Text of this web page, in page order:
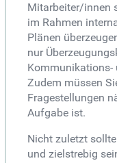
Mitarbeiter/innen
im Rahmen
Plänen
nur
Kommunikations-
Zudem müssen
Fragestellungen
Aufgabe ist.
Nicht zuletzt
und zielstrebig